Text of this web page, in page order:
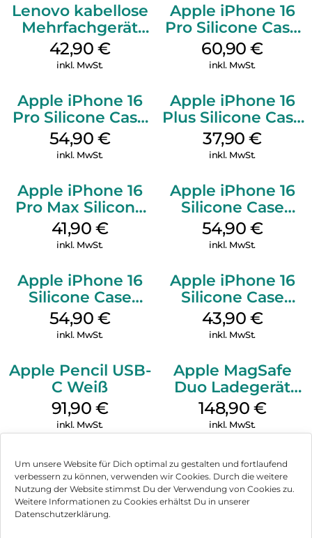
Um unsere Website für Dich optimal zu gestalten und fortlaufend
verbessern zu können, verwenden wir Cookies. Durch die weitere
Nutzung der Website stimmst Du der Verwendung von Cookies zu.
Weitere Informationen zu Cookies erhältst Du in unserer
Datenschutzerklärung.
Lenovo kabellose
Mehrfachgerät
Luna Grey
42,90 €
inkl. MwSt.
Apple iPhone 16
Pro Silicone Case
MagSafe Stone
Gray
60,90€
inkl. MwSt.
Apple iPhone 16
Pro Silicone Case
MagSafe Black
54,90 €
inkl. MwSt.
Apple iPhone 16
Plus Silicone Case
MagSafe Lake
Green
37,90€
inkl. MwSt.
Apple iPhone 16
Pro Max Silicone
Case MagSafe
Ultramarine
41,90 €
inkl. MwSt.
Apple iPhone 16
Silicone Case
MagSafe Lake
Green
54,90 €
inkl. MwSt.
Apple iPhone 16
Silicone Case
MagSafe Black
54,90 €
inkl. MwSt.
Apple iPhone 16
Silicone Case
MagSafe Plum
43,90 €
inkl. MwSt.
Apple Pencil USB-
C Weiß
91,90 €
inkl. MwSt.
Apple MagSafe
Duo Ladegerät
Weiß
148,90 €
inkl. MwSt.
Impressum